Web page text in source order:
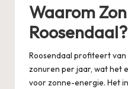
Waarom
Roosendaal?
Roosendaal profiteert
zonuren per jaar, wat het
voor zonne-energie. Het